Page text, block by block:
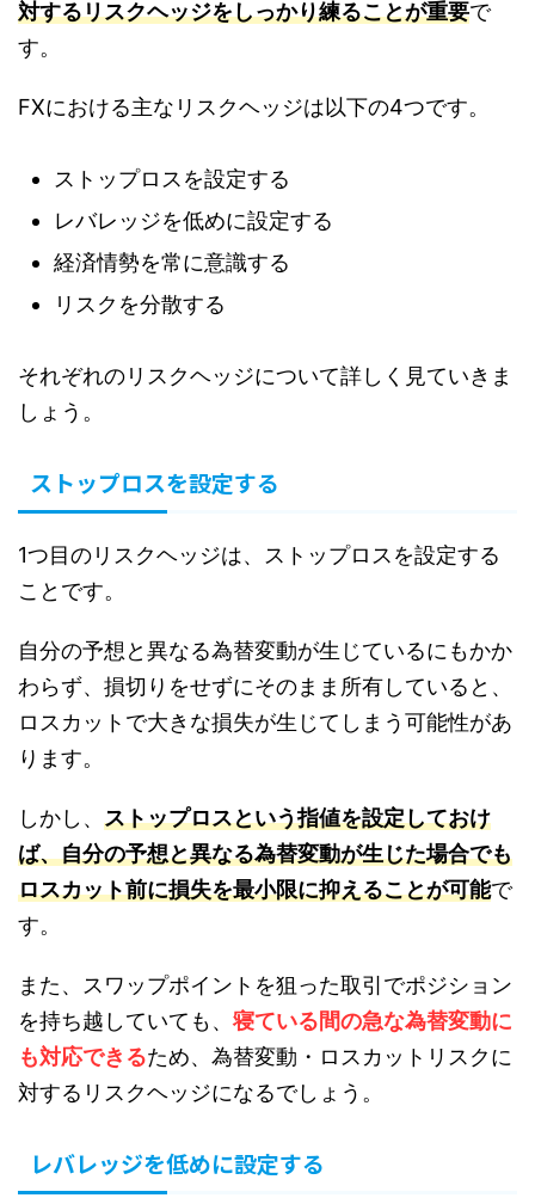
対するリスクヘッジをしっかり練ることが重要で
す。
FXにおける主なリスクヘッジは以下の4つです。
ストップロスを設定する
レバレッジを低めに設定する
経済情勢を常に意識する
リスクを分散する
それぞれのリスクヘッジについて詳しく見ていきま
しょう。
ストップロスを設定する
1つ目のリスクヘッジは、ストップロスを設定する
ことです。
自分の予想と異なる為替変動が生じているにもかか
わらず、損切りをせずにそのまま所有していると、
ロスカットで大きな損失が生じてしまう可能性があ
ります。
しかし、 ストップロスという指値を設定しておけ
ば、自分の予想と異なる為替変動が生じた場合でも
ロスカット前に損失を最小限に抑えることが可能で
す。
また、スワップポイントを狙った取引でポジション
を持ち越していても、寝ている間の急な為替変動に
も対応できるため、為替変動・ロスカットリスクに
対するリスクヘッジになるでしょう。
レバレッジを低めに設定する